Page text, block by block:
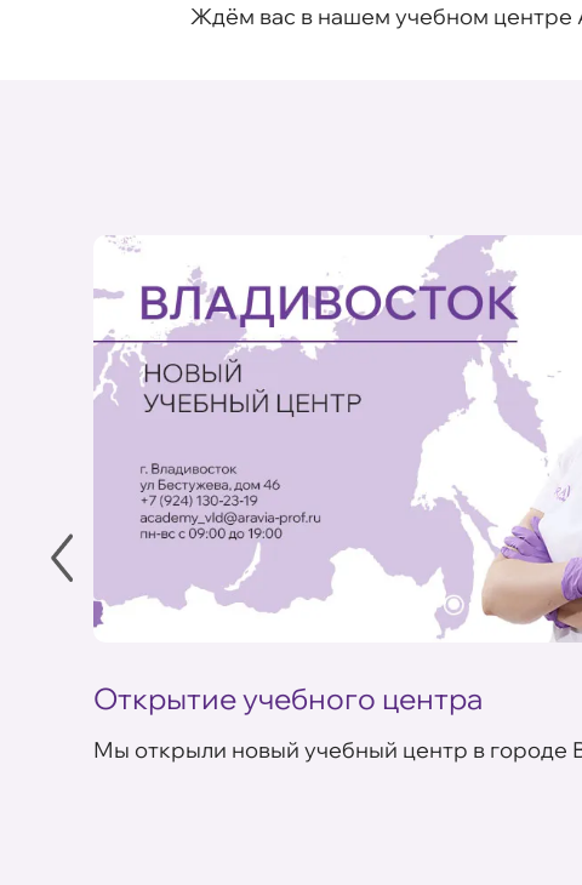
Ждём вас в нашем учебном центре
Открытие учебного центра
Мы открыли новый учебный центр в городе